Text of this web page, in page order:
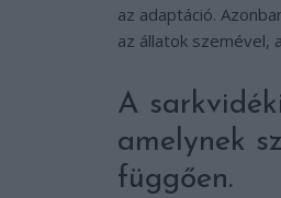
az adaptáció.
az állatok szemével,
A
amelynek
függően.